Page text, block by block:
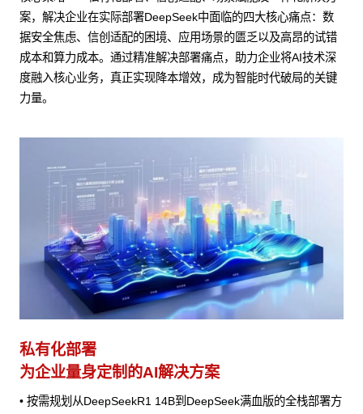
案，解决企业在实际部署DeepSeek中面临的四大核心痛点：数
据安全焦虑、信创适配的困境、应用场景的匮乏以及高昂的试错
成本和算力成本。通过精准解决部署痛点，助力企业将AI技术深
度融入核心业务，真正实现降本增效，成为智能时代破局的关键
力量。
私有化部署
为企业量身定制的AI解决方案
• 按需规划从DeepSeekR1 14B到DeepSeek满血版的全栈部署方